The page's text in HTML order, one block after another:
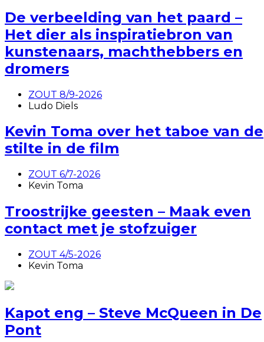
De verbeelding van het paard –
Het dier als inspiratiebron van
kunstenaars, machthebbers en
dromers
ZOUT 8/9-2026
Ludo Diels
Kevin Toma over het taboe van de
stilte in de film
ZOUT 6/7-2026
Kevin Toma
Troostrijke geesten – Maak even
contact met je stofzuiger
ZOUT 4/5-2026
Kevin Toma
Kapot eng – Steve McQueen in De
Pont